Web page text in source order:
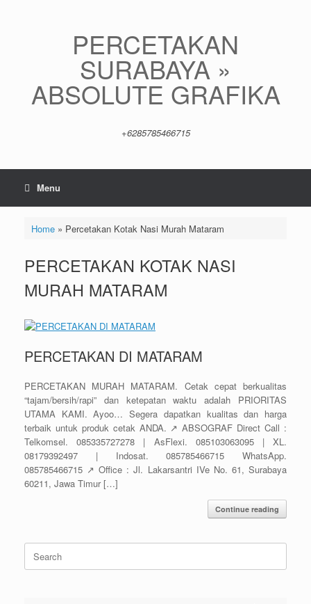
PERCETAKAN
SURABAYA »
ABSOLUTE GRAFIKA
+6285785466715
Menu
Home» Percetakan Kotak Nasi Murah Mataram
PERCETAKAN KOTAK NASI
MURAH MATARAM
PERCETAKAN DI MATARAM
PERCETAKAN MURAH MATARAM. Cetak cepat berkualitas
“tajam/bersih/rapi” dan ketepatan waktu adalah PRIORITAS
UTAMA KAMI. Ayoo… Segera dapatkan kualitas dan harga
terbaik untuk produk cetak ANDA. ↗️ ABSOGRAF Direct Call :
Telkomsel. 085335727278 | AsFlexi. 085103063095 | XL.
08179392497 | Indosat. 085785466715 WhatsApp.
085785466715 ↗️ Office : Jl. Lakarsantri IVe No. 61, Surabaya
60211, Jawa Timur […]
Continue reading
Search
for: